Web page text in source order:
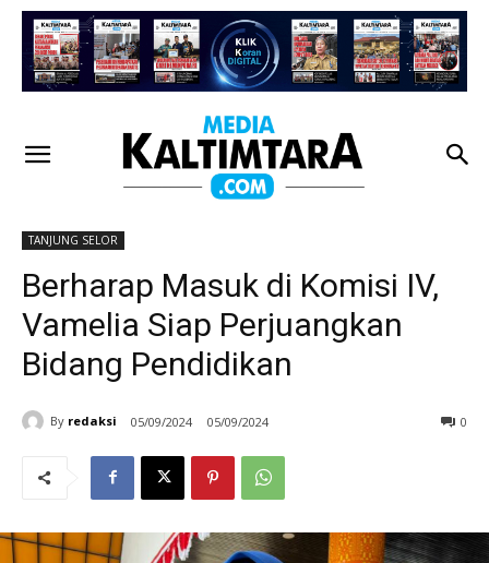
TANJUNG SELOR
Berharap Masuk di Komisi IV,
Vamelia Siap Perjuangkan
Bidang Pendidikan
By redaksi 05/09/2024 05/09/2024 0